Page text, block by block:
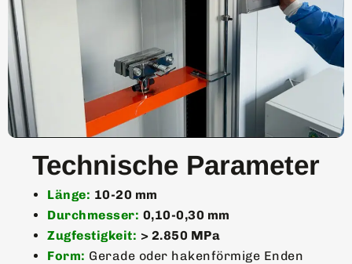
Technische Parameter
Länge: 10-20 mm
Durchmesser: 0,10-0,30 mm
Zugfestigkeit: > 2.850 MPa
Form: Gerade oder hakenförmige Enden